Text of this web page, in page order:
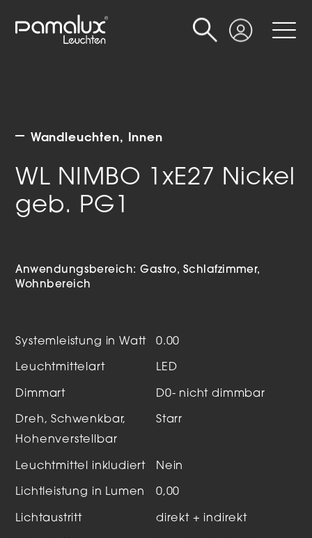
Login
Suche
Wandleuchten Innen
WL NIMBO 1xE27 Nickel
geb. PG1
Anwendungsbereich:Gastro
Schlafzimmer
Wohnbereich
Systemleistung in Watt 0.00
Leuchtmittelart LED
Dimmart D0- nicht dimmbar
Dreh, Schwenkbar,
Hohenverstellbar
Starr
Leuchtmittel inkludiert Nein
Lichtleistung in Lumen 0,00
Lichtaustritt direkt + indirekt